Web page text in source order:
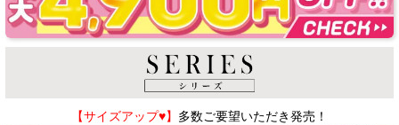
【サイズアップ♥】 多数ご要望いただき発売！